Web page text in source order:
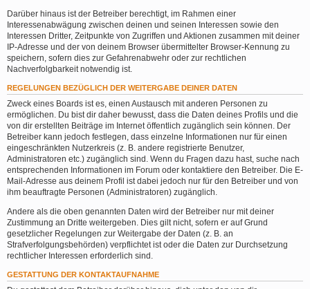
Darüber hinaus ist der Betreiber berechtigt, im Rahmen einer
Interessenabwägung zwischen deinen und seinen Interessen sowie den
Interessen Dritter, Zeitpunkte von Zugriffen und Aktionen zusammen mit deiner
IP-Adresse und der von deinem Browser übermittelter Browser-Kennung zu
speichern, sofern dies zur Gefahrenabwehr oder zur rechtlichen
Nachverfolgbarkeit notwendig ist.
REGELUNGEN BEZÜGLICH DER WEITERGABE DEINER DATEN
Zweck eines Boards ist es, einen Austausch mit anderen Personen zu
ermöglichen. Du bist dir daher bewusst, dass die Daten deines Profils und die
von dir erstellten Beiträge im Internet öffentlich zugänglich sein können. Der
Betreiber kann jedoch festlegen, dass einzelne Informationen nur für einen
eingeschränkten Nutzerkreis (z. B. andere registrierte Benutzer,
Administratoren etc.) zugänglich sind. Wenn du Fragen dazu hast, suche nach
entsprechenden Informationen im Forum oder kontaktiere den Betreiber. Die E-
Mail-Adresse aus deinem Profil ist dabei jedoch nur für den Betreiber und von
ihm beauftragte Personen (Administratoren) zugänglich.
Andere als die oben genannten Daten wird der Betreiber nur mit deiner
Zustimmung an Dritte weitergeben. Dies gilt nicht, sofern er auf Grund
gesetzlicher Regelungen zur Weitergabe der Daten (z. B. an
Strafverfolgungsbehörden) verpflichtet ist oder die Daten zur Durchsetzung
rechtlicher Interessen erforderlich sind.
GESTATTUNG DER KONTAKTAUFNAHME